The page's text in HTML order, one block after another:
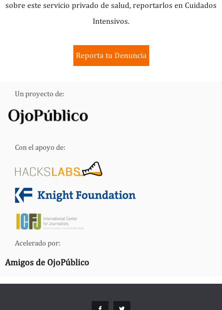
sobre este servicio privado de salud, reportarlos en Cuidados
Intensivos.
Reporta tu Denuncia
Un proyecto de:
Con el apoyo de:
Acelerado por:
Amigos de OjoPúblico